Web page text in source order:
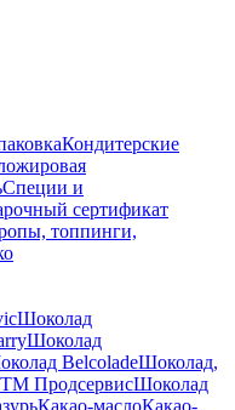
Кондитерские
Специи и
сертификат
топпинги,
Шоколад
Шоколад
BelcoladeШоколад,
ПродсервисШоколад
Какао-маслоКакао-